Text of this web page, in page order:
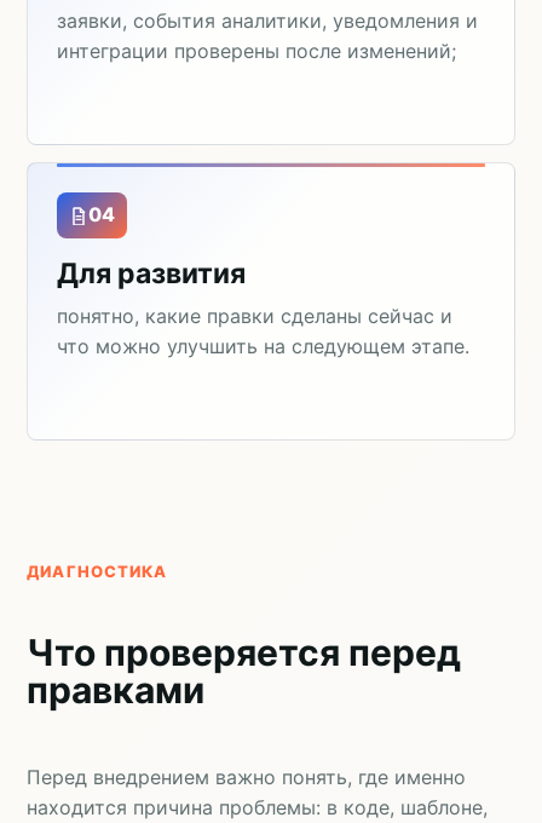
заявки, события аналитики, уведомления и
интеграции проверены после изменений;
04
Для развития
понятно, какие правки сделаны сейчас и
что можно улучшить на следующем этапе.
ДИАГНОСТИКА
Что проверяется перед
правками
Перед внедрением важно понять, где именно
находится причина проблемы: в коде, шаблоне,